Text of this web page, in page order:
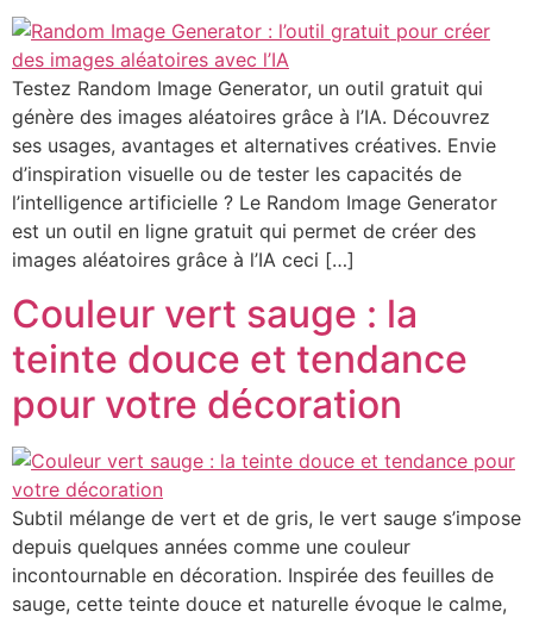
Testez Random Image Generator, un outil gratuit qui
génère des images aléatoires grâce à l’IA. Découvrez
ses usages, avantages et alternatives créatives. Envie
d’inspiration visuelle ou de tester les capacités de
l’intelligence artificielle ? Le Random Image Generator
est un outil en ligne gratuit qui permet de créer des
images aléatoires grâce à l’IA ceci […]
Couleur vert sauge : la
teinte douce et tendance
pour votre décoration
Subtil mélange de vert et de gris, le vert sauge s’impose
depuis quelques années comme une couleur
incontournable en décoration. Inspirée des feuilles de
sauge, cette teinte douce et naturelle évoque le calme,